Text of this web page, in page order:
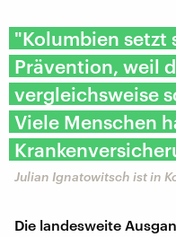
"Kolumbien setzt
Prävention, weil
vergleichsweise
Viele Menschen
Julian Ignatowitsch ist in
Die landesweite